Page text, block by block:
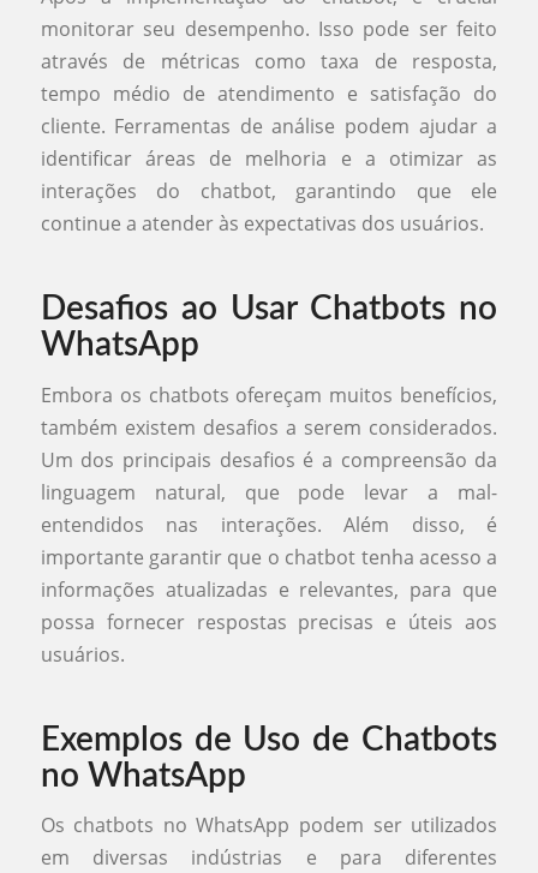
monitorar seu desempenho. Isso pode ser feito
através de métricas como taxa de resposta,
tempo médio de atendimento e satisfação do
cliente. Ferramentas de análise podem ajudar a
identificar áreas de melhoria e a otimizar as
interações do chatbot, garantindo que ele
continue a atender às expectativas dos usuários.
Desafios ao Usar Chatbots no
WhatsApp
Embora os chatbots ofereçam muitos benefícios,
também existem desafios a serem considerados.
Um dos principais desafios é a compreensão da
linguagem natural, que pode levar a mal-
entendidos nas interações. Além disso, é
importante garantir que o chatbot tenha acesso a
informações atualizadas e relevantes, para que
possa fornecer respostas precisas e úteis aos
usuários.
Exemplos de Uso de Chatbots
no WhatsApp
Os chatbots no WhatsApp podem ser utilizados
em diversas indústrias e para diferentes